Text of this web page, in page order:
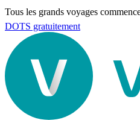
Tous les grands voyages
DOTS gratuitement